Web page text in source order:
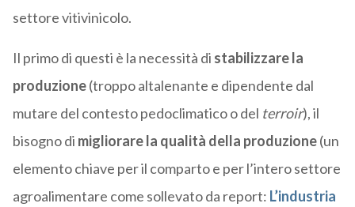
settore vitivinicolo.
Il primo di questi è la necessità di stabilizzare la
produzione(troppo altalenante e dipendente dal
mutare del contesto pedoclimatico o del terroir), il
bisogno di migliorare la qualità della produzione(un
elemento chiave per il comparto e per l’intero settore
agroalimentare come sollevato da report: L’industria